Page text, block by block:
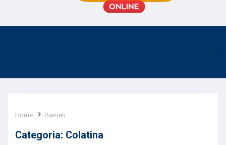
Home Barueri
Categoria: Colatina